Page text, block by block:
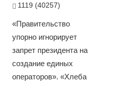
1119 (40257)
«Правительство
упорно игнорирует
запрет президента на
создание единых
операторов». «Хлеба